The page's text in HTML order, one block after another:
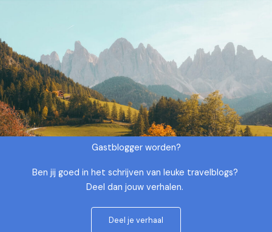
Gastblogger worden?
Ben jij goed in het schrijven van leuke travelblogs?
Deel dan jouw verhalen.
Deel je verhaal